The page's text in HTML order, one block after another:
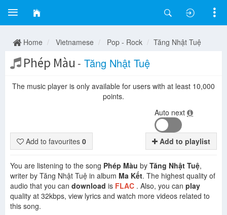
Home Vietnamese Pop - Rock Tăng Nhật Tuệ
Phép Màu - Tăng Nhật Tuệ
The music player is only available for users with at least 10,000
points.
Auto next
Add to favourites 0 Add to playlist
You are listening to the song Phép Màu by Tăng Nhật Tuệ,
writer by Tăng Nhật Tuệ in album Ma Kết. The highest quality of
audio that you can download is FLAC . Also, you can play
quality at 32kbps, view lyrics and watch more videos related to
this song.